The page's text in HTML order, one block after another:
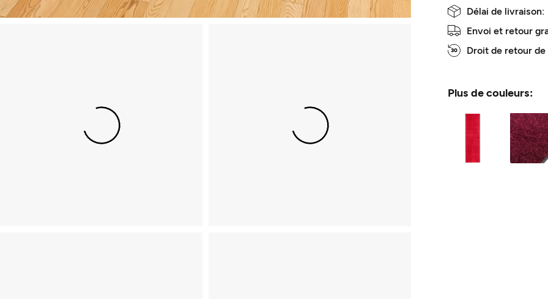
Délai de livraison:
Envoi et retour
Droit de retour
Plus de couleurs: